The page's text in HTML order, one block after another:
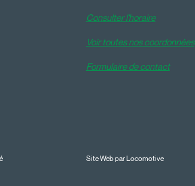
Consulter l'horaire
Voir toutes nos coordonnées
Formulaire de contact
Site Web par Locomotive